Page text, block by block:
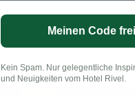
Meinen Code
Kein Spam. Nur gelegentliche
und Neuigkeiten vom Hotel Rivel.